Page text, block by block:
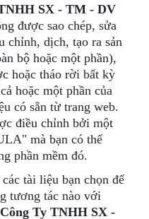
SX - TM - DV
được sao chép, sửa
chỉnh, dịch, tạo ra sản
bộ hoặc một phần),
hoặc tháo rời bất kỳ
hoặc một phần của
có sẵn từ trang web.
điều chỉnh bởi một
mà bạn có thể
phần mềm đó.
tài liệu bạn chọn để
tương tác nào với
Công Ty TNHH SX -